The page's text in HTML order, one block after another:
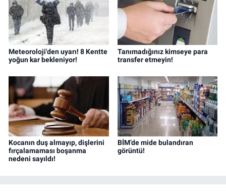
Meteoroloji'den uyarı! 8 Kentte
yoğun kar bekleniyor!
Tanımadığınız kimseye para
transfer etmeyin!
Kocanın duş almayıp, dişlerini
fırçalamaması boşanma
nedeni sayıldı!
BİM’de mide bulandıran
görüntü!